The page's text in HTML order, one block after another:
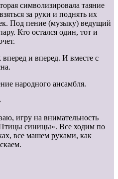
символизировала таяние
за руки и поднять их
Под пение (музыку) ведущий
Кто остался один, тот и
и вперед. И вместе с
народного ансамбля.
игру на внимательность
синицы». Все ходим по
все машем руками, как